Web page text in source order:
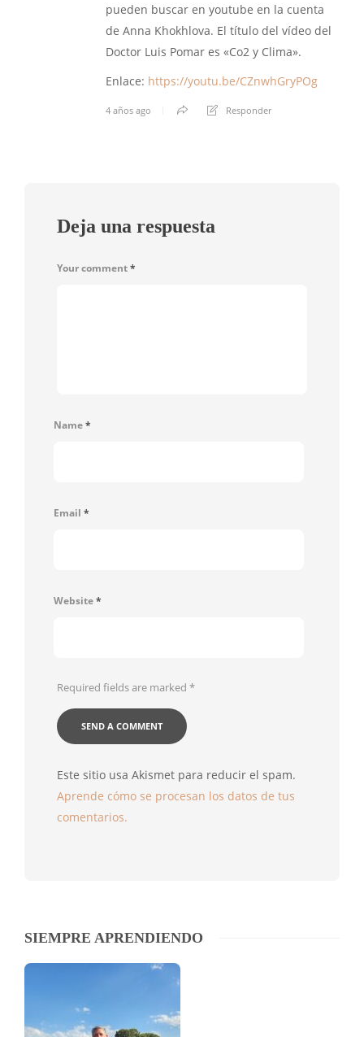
pueden buscar en youtube en la cuenta
de Anna Khokhlova. El título del vídeo del
Doctor Luis Pomar es «Co2 y Clima».
Enlace: https://youtu.be/CZnwhGryPOg
4 años ago Responder
Deja una respuesta
Your comment*
Name*
Email *
Website*
Required fields are marked *
Este sitio usa Akismet para reducir el spam.
Aprende cómo se procesan los datos de tus
comentarios.
SIEMPRE APRENDIENDO